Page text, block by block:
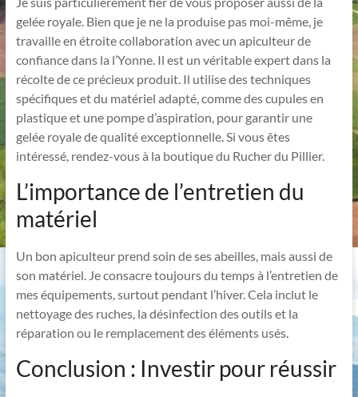
gelée royale. Bien que je ne la produise pas moi-même, je
travaille en étroite collaboration avec un apiculteur de
confiance dans la l’Yonne. Il est un véritable expert dans la
récolte de ce précieux produit. Il utilise des techniques
spécifiques et du matériel adapté, comme des cupules en
plastique et une pompe d’aspiration, pour garantir une
gelée royale de qualité exceptionnelle. Si vous êtes
intéressé, rendez-vous à la boutique du Rucher du Pillier.
L’importance de l’entretien du
matériel
Un bon apiculteur prend soin de ses abeilles, mais aussi de
son matériel. Je consacre toujours du temps à l’entretien de
mes équipements, surtout pendant l’hiver. Cela inclut le
nettoyage des ruches, la désinfection des outils et la
réparation ou le remplacement des éléments usés.
Conclusion : Investir pour réussir